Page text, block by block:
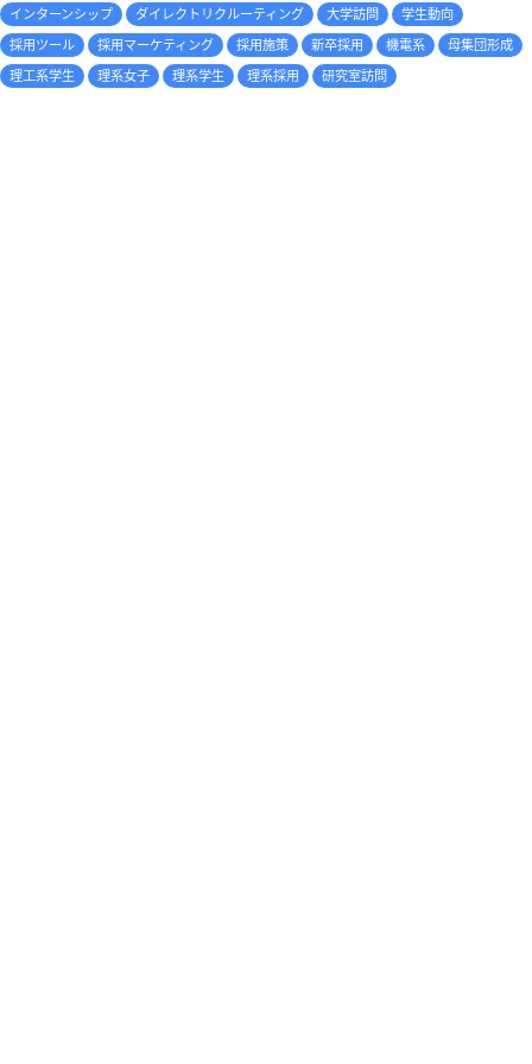
インターンシップ ダイレクトリクルーティング 大学訪問
学生動向
採用ツール
採用マーケティング 採用施策 新卒採用 機電系
母集団形成
理工系学生
理系女子 理系学生 理系採用 研究室訪問